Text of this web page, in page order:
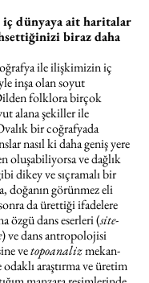
iç dünyaya ait haritalar
biraz daha
ile ilişkimizin iç
inşa olan soyut
folklora birçok
alana şekiller ile
bir coğrafyada
nasıl ki daha geniş yere
oluşabiliyorsa ve dağlık
dikey ve sıçramalı bir
doğanın görünmez eli
da ürettiği ifadelere
özgü dans eserleri (site-
) ve dans antropolojisi
ve topoanaliz mekan-
araştırma ve üretim